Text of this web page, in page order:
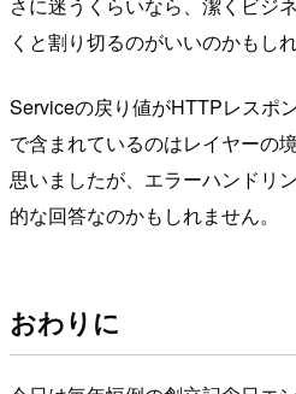
さに迷うくらいなら、潔くビジ
くと割り切るのがいいのかもし
Serviceの戻り値がHTTPレスポ
で含まれているのはレイヤーの
思いましたが、エラーハンドリ
的な回答なのかもしれません。
おわりに